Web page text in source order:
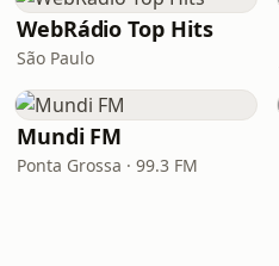
WebRádio Top Hits
São Paulo
Mundi FM
Ponta Grossa · 99.3 FM